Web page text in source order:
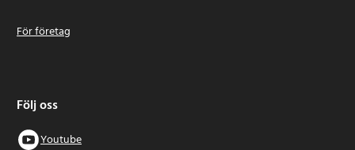
För företag
Följ oss
Youtube